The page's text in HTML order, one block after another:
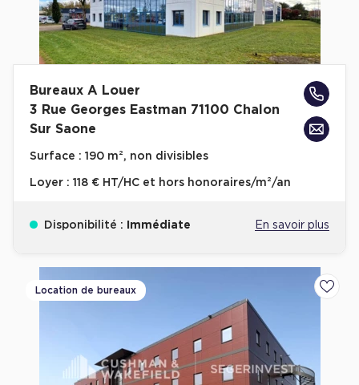
Bureaux A Louer
3 Rue Georges Eastman 71100 Chalon
Sur Saone
Surface : 190 m², non divisibles
Loyer : 118 € HT/HC et hors honoraires/m²/an
Disponibilité : Immédiate En savoir plus
Location de bureaux